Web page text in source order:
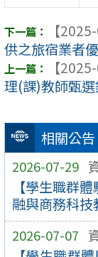
相關公告
2026-07-29
【學生職群
融與商務科
2026-07-07
【
供之旅宿業者
【
理(課)教師甄